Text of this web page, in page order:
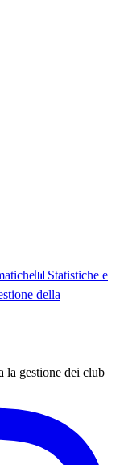
📊 Statistiche e
della
la gestione dei club